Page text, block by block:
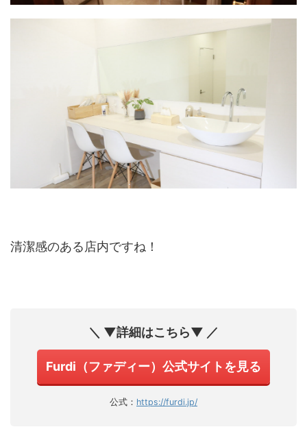
清潔感のある店内ですね！
＼ ▼詳細はこちら▼ ／
Furdi（ファディー）公式サイトを見る
公式： https://furdi.jp/